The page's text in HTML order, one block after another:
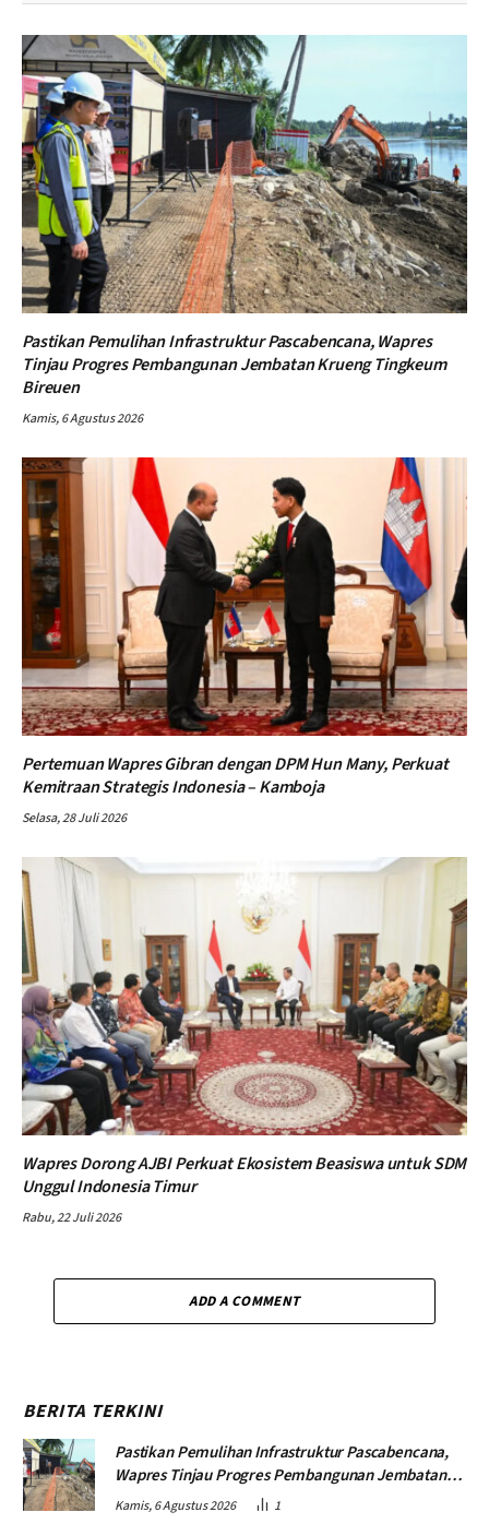
Pastikan Pemulihan Infrastruktur Pascabencana, Wapres
Tinjau Progres Pembangunan Jembatan Krueng Tingkeum
Bireuen
Kamis, 6 Agustus 2026
Pertemuan Wapres Gibran dengan DPM Hun Many, Perkuat
Kemitraan Strategis Indonesia – Kamboja
Selasa, 28 Juli 2026
Wapres Dorong AJBI Perkuat Ekosistem Beasiswa untuk SDM
Unggul Indonesia Timur
Rabu, 22 Juli 2026
ADD A COMMENT
BERITA TERKINI
Pastikan Pemulihan Infrastruktur Pascabencana,
Wapres Tinjau Progres Pembangunan Jembatan
Krueng Tingkeum Bireuen
Kamis, 6 Agustus 2026 1